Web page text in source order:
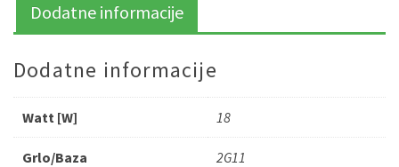
Dodatne informacije
Dodatne informacije
Watt [W] 18
Grlo/Baza 2G11